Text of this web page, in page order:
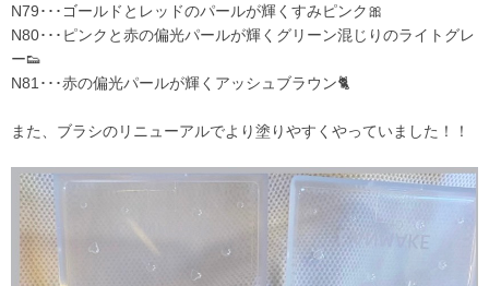
N79･･･ゴールドとレッドのパールが輝くすみピンク🎀
N80･･･ピンクと赤の偏光パールが輝くグリーン混じりのライトグレ
ー👟
N81･･･赤の偏光パールが輝くアッシュブラウン🐈
また、ブラシのリニューアルでより塗りやすくやっていました！！